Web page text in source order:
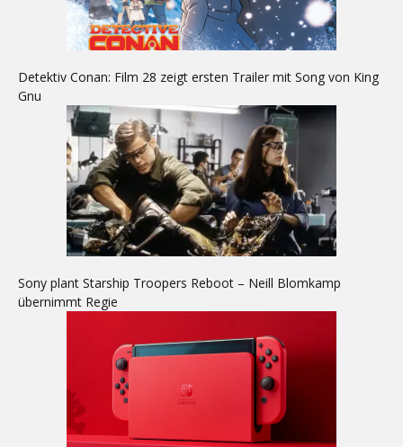
Detektiv Conan: Film 28 zeigt ersten Trailer mit Song von King
Gnu
Sony plant Starship Troopers Reboot – Neill Blomkamp
übernimmt Regie